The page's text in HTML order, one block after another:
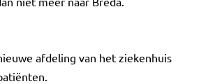
afdeling van het ziekenhuis